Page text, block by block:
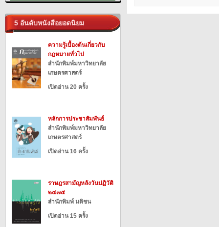
5 อันดับหนังสือยอดนิยม
ความรู้เบื้องต้นเกี่ยวกับ
กฎหมายทั่วไป
สำนักพิมพ์มหาวิทยาลัย
เกษตรศาสตร์
เปิดอ่าน 20 ครั้ง
หลักการประชาสัมพันธ์
สำนักพิมพ์มหาวิทยาลัย
เกษตรศาสตร์
เปิดอ่าน 16 ครั้ง
ราษฎรสามัญหลังวันปฏิวัติ
๒๔๗๕
สำนักพิมพ์ มติชน
เปิดอ่าน 15 ครั้ง